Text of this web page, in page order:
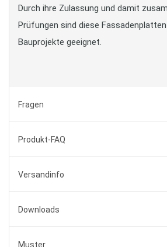
Durch ihre Zulassung und damit
Prüfungen sind diese
Bauprojekte geeignet.
Fragen
Produkt-FAQ
Versandinfo
Downloads
Muster